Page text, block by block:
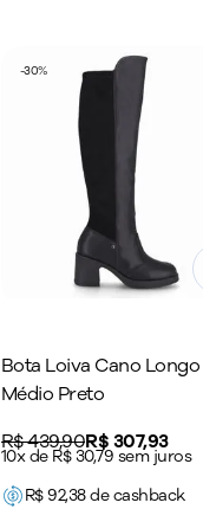
-30%
Bota Loiva Cano
Médio Preto
Original price:
R$ 439,90Price:
R$ 307,93
10x de R$ 30,79 sem juros
R$92,38de cashback